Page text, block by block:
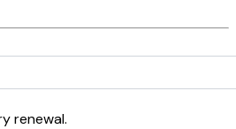
renewal.